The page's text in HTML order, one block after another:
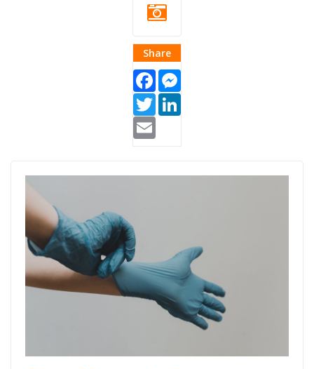
Share
Facebook
Twitter
donacije-covid-
19.jpg